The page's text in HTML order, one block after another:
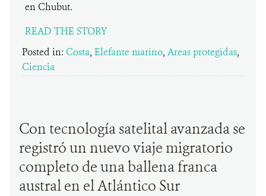
en Chubut.
READ THE STORY
Posted in: Costa, Elefante marino, Areas protegidas,
Ciencia
Con tecnología satelital avanzada se
registró un nuevo viaje migratorio
completo de una ballena franca
austral en el Atlántico Sur